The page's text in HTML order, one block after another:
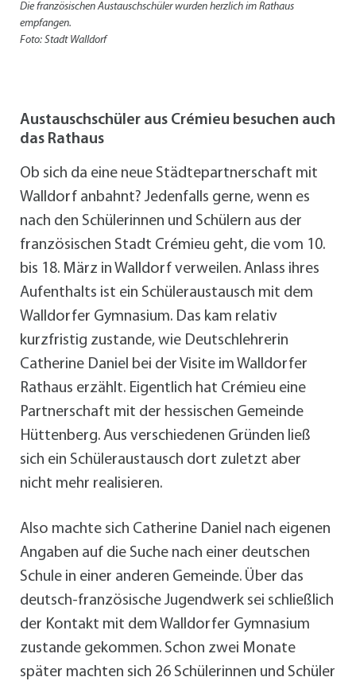
Die französischen Austauschschüler wurden herzlich im Rathaus
empfangen.
Foto: Stadt Walldorf
Austauschschüler aus Crémieu besuchen auch
das Rathaus
Ob sich da eine neue Städtepartnerschaft mit
Walldorf anbahnt? Jedenfalls gerne, wenn es
nach den Schülerinnen und Schülern aus der
französischen Stadt Crémieu geht, die vom 10.
bis 18. März in Walldorf verweilen. Anlass ihres
Aufenthalts ist ein Schüleraustausch mit dem
Walldorfer Gymnasium. Das kam relativ
kurzfristig zustande, wie Deutschlehrerin
Catherine Daniel bei der Visite im Walldorfer
Rathaus erzählt. Eigentlich hat Crémieu eine
Partnerschaft mit der hessischen Gemeinde
Hüttenberg. Aus verschiedenen Gründen ließ
sich ein Schüleraustausch dort zuletzt aber
nicht mehr realisieren.
Also machte sich Catherine Daniel nach eigenen
Angaben auf die Suche nach einer deutschen
Schule in einer anderen Gemeinde. Über das
deutsch-französische Jugendwerk sei schließlich
der Kontakt mit dem Walldorfer Gymnasium
zustande gekommen. Schon zwei Monate
später machten sich 26 Schülerinnen und Schüler